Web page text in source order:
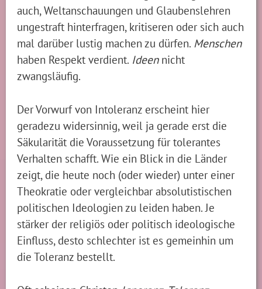
auch, Weltanschauungen und Glaubenslehren
ungestraft hinterfragen, kritiseren oder sich auch
mal darüber lustig machen zu dürfen. Menschen
haben Respekt verdient. Ideennicht
zwangsläufig.
Der Vorwurf von Intoleranz erscheint hier
geradezu widersinnig, weil ja gerade erst die
Säkularität die Voraussetzung für tolerantes
Verhalten schafft. Wie ein Blick in die Länder
zeigt, die heute noch (oder wieder) unter einer
Theokratie oder vergleichbar absolutistischen
politischen Ideologien zu leiden haben. Je
stärker der religiös oder politisch ideologische
Einfluss, desto schlechter ist es gemeinhin um
die Toleranz bestellt.